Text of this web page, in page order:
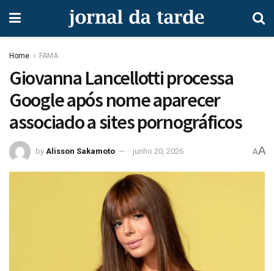
Home FAMA
Giovanna Lancellotti processa
Google após nome aparecer
associado a sites pornográficos
by Alisson Sakamoto junho 20, 2026 AA